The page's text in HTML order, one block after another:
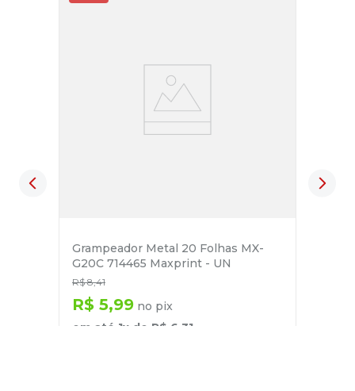
Grampeador Metal 20 Folhas MX-
G20C 714465 Maxprint - UN
R$ 8,41
R$ 5,99 no pix
em até 1x de R$ 6 31